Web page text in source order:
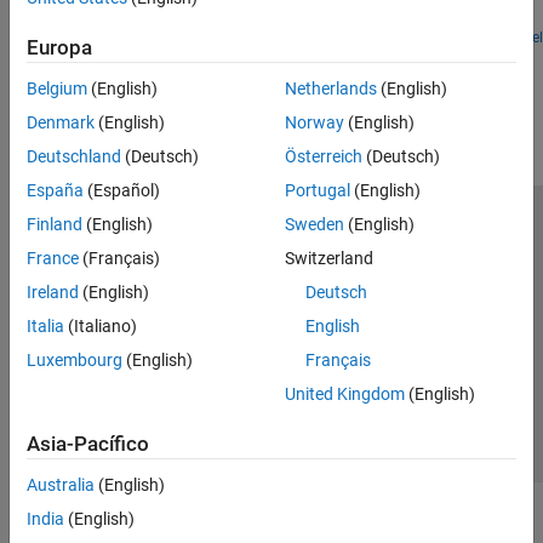
AMR
DSSS
Open Model
How useful was this information?
Europa
Belgium (English)
Denmark (English)
Deutschland (Deutsch)
España (Español)
Finland (English)
France (Français)
Ireland (English)
Italia (Italiano)
Luxembourg (English)
Netherlands(English)
Norway(English)
Österreich (Deutsch)
Portugal (English)
Sweden (English)
Switzerland
Deutsch
English
Français
United Kingdom(English)
Asia-Pacífico
Australia (English)
India (English)
Centro de confianza
Marcas comerciales
Política de privacidad
Antipiratería
Estado de las aplicaciones
Información de contacto
© 1994-2026 The MathWorks, Inc.
Seleccione un país/
América Latina